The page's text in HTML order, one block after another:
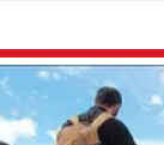
برای حفظ امنیت انرژی